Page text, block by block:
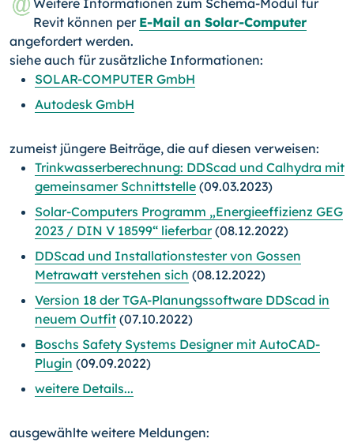
Weitere Informationen zum Schema-Modul für
Revit können per E-Mail an Solar-Computer
angefordert werden.
siehe auch für zusätzliche Informationen:
SOLAR-COMPUTER GmbH
Autodesk GmbH
zumeist jüngere Beiträge, die auf diesen verweisen:
Trinkwasserberechnung: DDScad und Calhydra mit
gemeinsamer Schnittstelle (09.03.2023)
Solar-Computers Programm „Energieeffizienz GEG
2023 / DIN V 18599“ lieferbar(08.12.2022)
DDScad und Installationstester von Gossen
Metrawatt verstehen sich (08.12.2022)
Version 18 der TGA-Planungssoftware DDScad in
neuem Outfit (07.10.2022)
Boschs Safety Systems Designer mit AutoCAD-
Plugin (09.09.2022)
weitere Details...
ausgewählte weitere Meldungen: